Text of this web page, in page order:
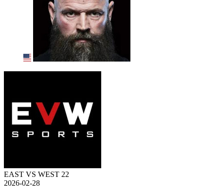
EAST VS WEST 22
2026-02-28